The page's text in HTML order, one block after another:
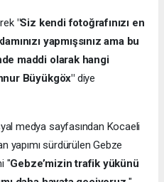
"Siz kendi fotoğrafınızı en
yapmışsınız ama bu
maddi olarak hangi
Büyükgöx" diye
medya sayfasından Kocaeli
yapımı sürdürülen Gebze
"Gebze’mizin trafik yükünü